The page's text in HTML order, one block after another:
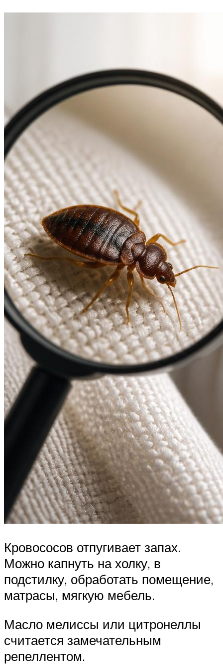
Кровососов отпугивает запах.
Можно капнуть на холку, в
подстилку, обработать помещение,
матрасы, мягкую мебель.
Масло мелиссы или цитронеллы
считается замечательным
репеллентом.